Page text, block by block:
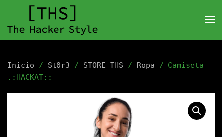
Inicio / St0r3 / STORE THS / Ropa / Camiseta
.:HACKAT::